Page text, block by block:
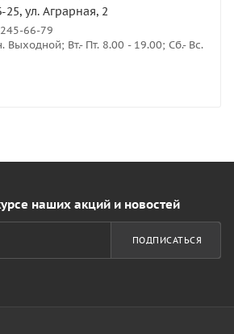
ул. Аграрная, 2
66-79
Вт.- Пт. 8.00 - 19.00; Сб.- Вс.
наших акций и новостей
ПОДПИСАТЬСЯ